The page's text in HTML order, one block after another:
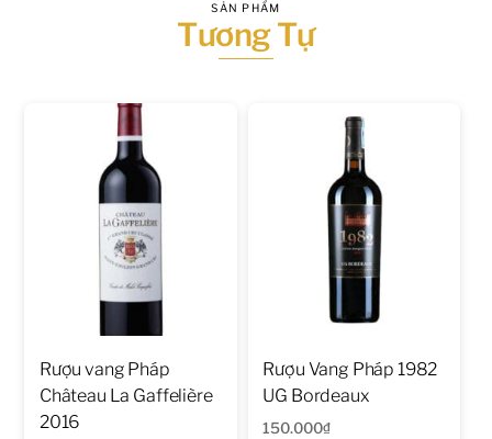
SẢN PHẨM
Tương Tự
Rượu vang Pháp
Château La Gaffelière
2016
Rượu Vang Pháp 1982
UG Bordeaux
150.000₫